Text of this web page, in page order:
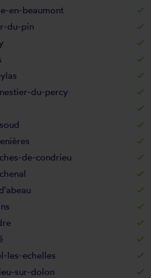
en-beaumont
du-pin
du-percy
de-condrieu
les-echelles
sur-dolon